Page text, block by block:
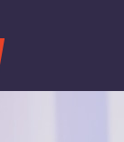
A2Mについ